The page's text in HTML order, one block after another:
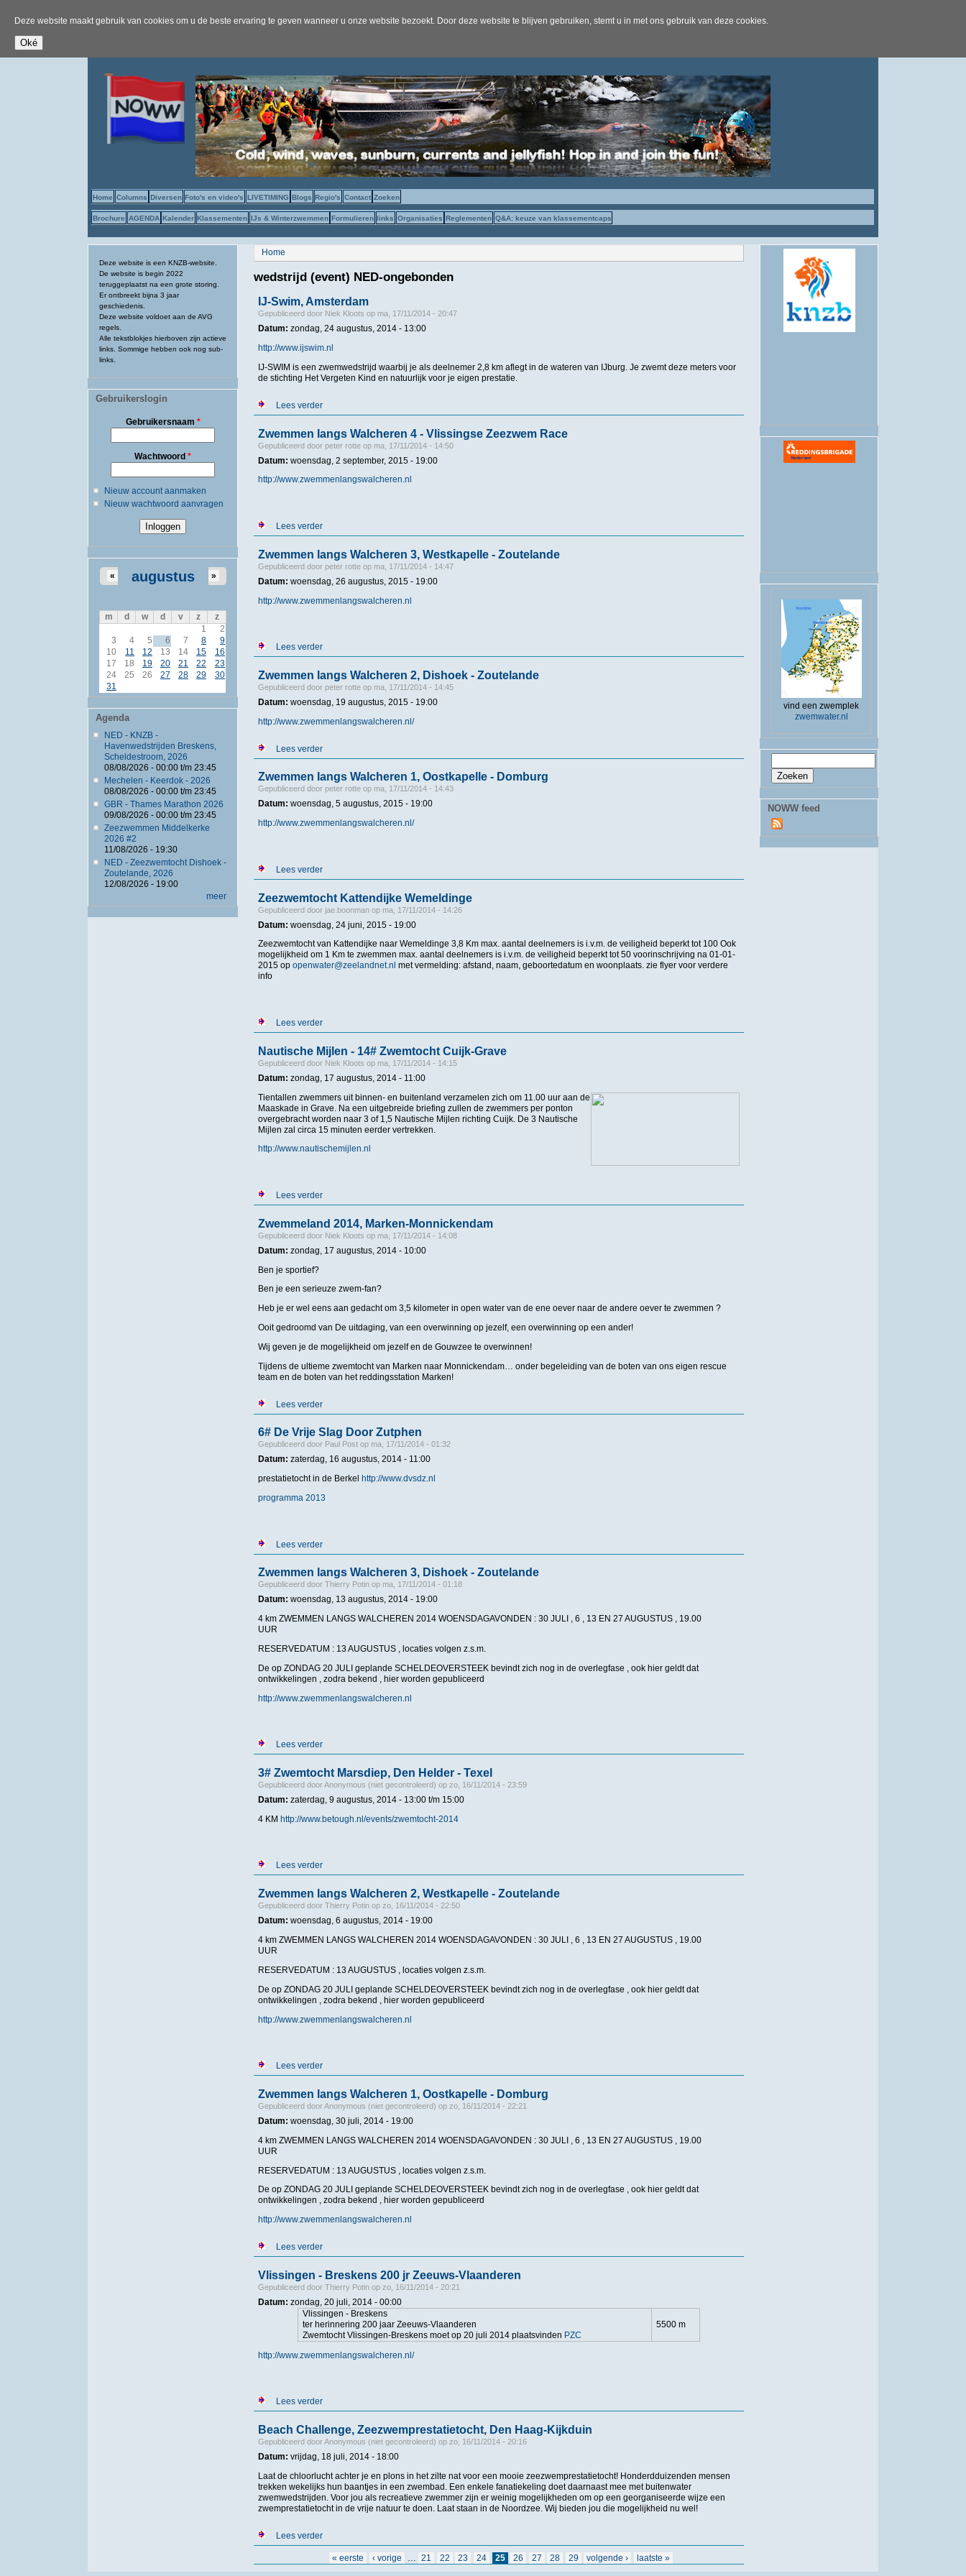
Deze website maakt gebruik van cookies om u de beste ervaring te geven wanneer u onze website bezoekt. Door deze website te blijven gebruiken, stemt u in met ons gebruik van deze cookies.
Home Columns Diversen Foto's en video's LIVETIMING Blogs Regio's Contact Zoeken
Brochure AGENDA Kalender Klassementen IJs & Winterzwemmen Formulieren links Organisaties Reglementen Q&A: keuze van klassementcaps
Deze website is een KNZB-website.
De website is begin 2022
teruggeplaatst na een grote storing.
Er ontbreekt bijna 3 jaar
geschiedenis.
Deze website voldoet aan de AVG
regels.
Alle tekstblokjes hierboven zijn actieve
links. Sommige hebben ook nog sub-
links.
Gebruikerslogin
Gebruikersnaam *
Wachtwoord *
Nieuw account aanmaken
Nieuw wachtwoord aanvragen
augustus
« »
m d w d v z
z
1
2
3
4 5 6 7 8
9
10
11 12 13 14 15
16
17
18 19 20 21 22
23
24
25 26 27 28 29
30
31
Agenda
NED - KNZB -
Havenwedstrijden Breskens,
Scheldestroom, 2026
08/08/2026 - 00:00t/m 23:45
Mechelen - Keerdok - 2026
08/08/2026 - 00:00t/m 23:45
GBR - Thames Marathon 2026
09/08/2026 - 00:00t/m 23:45
Zeezwemmen Middelkerke
2026 #2
11/08/2026 - 19:30
NED - Zeezwemtocht Dishoek -
Zoutelande, 2026
12/08/2026 - 19:00
meer
U bent hier
Home
wedstrijd (event) NED-ongebonden
IJ-Swim, Amsterdam
Gepubliceerd door Niek Kloots op ma, 17/11/2014 - 20:47
Datum: zondag, 24 augustus, 2014 - 13:00
http://www.ijswim.nl
IJ-SWIM is een zwemwedstrijd waarbij je als deelnemer 2,8 km aflegt in de wateren van IJburg. Je zwemt deze meters voor
de stichting Het Vergeten Kind en natuurlijk voor je eigen prestatie.
Lees verderover IJ-Swim, Amsterdam
Zwemmen langs Walcheren 4 - Vlissingse Zeezwem Race
Gepubliceerd door peter rotteop ma, 17/11/2014 - 14:50
Datum: woensdag, 2 september, 2015 - 19:00
http://www.zwemmenlangswalcheren.nl
Lees verderover Zwemmen langs Walcheren 4 - Vlissingse Zeezwem Race
Zwemmen langs Walcheren 3, Westkapelle - Zoutelande
Gepubliceerd door peter rotteop ma, 17/11/2014 - 14:47
Datum: woensdag, 26 augustus, 2015 - 19:00
http://www.zwemmenlangswalcheren.nl
Lees verderover Zwemmen langs Walcheren 3, Westkapelle - Zoutelande
Zwemmen langs Walcheren 2, Dishoek - Zoutelande
Gepubliceerd door peter rotteop ma, 17/11/2014 - 14:45
Datum: woensdag, 19 augustus, 2015 - 19:00
http://www.zwemmenlangswalcheren.nl/
Lees verderover Zwemmen langs Walcheren 2, Dishoek - Zoutelande
Zwemmen langs Walcheren 1, Oostkapelle - Domburg
Gepubliceerd door peter rotteop ma, 17/11/2014 - 14:43
Datum: woensdag, 5 augustus, 2015 - 19:00
http://www.zwemmenlangswalcheren.nl/
Lees verderover Zwemmen langs Walcheren 1, Oostkapelle - Domburg
Zeezwemtocht Kattendijke Wemeldinge
Gepubliceerd door jae.boonmanop ma, 17/11/2014 - 14:26
Datum: woensdag, 24 juni, 2015 - 19:00
Zeezwemtocht van Kattendijke naar Wemeldinge 3,8 Km max. aantal deelnemers is i.v.m. de veiligheid beperkt tot 100 Ook
mogelijkheid om 1 Km te zwemmen max. aantal deelnemers is i.v.m. de veiligheid beperkt tot 50 voorinschrijving na 01-01-
2015 op openwater@zeelandnet.nl met vermelding: afstand, naam, geboortedatum en woonplaats. zie flyer voor verdere
info
Lees verderover Zeezwemtocht Kattendijke Wemeldinge
Nautische Mijlen - 14# Zwemtocht Cuijk-Grave
Gepubliceerd door Niek Kloots op ma, 17/11/2014 - 14:15
Datum: zondag, 17 augustus, 2014 - 11:00
Tientallen zwemmers uit binnen- en buitenland verzamelen zich om 11.00 uur aan de
Maaskade in Grave. Na een uitgebreide briefing zullen de zwemmers per ponton
overgebracht worden naar 3 of 1,5 Nautische Mijlen richting Cuijk. De 3 Nautische
Mijlen zal circa 15 minuten eerder vertrekken.
http://www.nautischemijlen.nl
Lees verderover Nautische Mijlen - 14# Zwemtocht Cuijk-Grave
Zwemmeland 2014, Marken-Monnickendam
Gepubliceerd door Niek Kloots op ma, 17/11/2014 - 14:08
Datum: zondag, 17 augustus, 2014 - 10:00
Ben je sportief?
Ben je een serieuze zwem-fan?
Heb je er wel eens aan gedacht om 3,5 kilometer in open water van de ene oever naar de andere oever te zwemmen ?
Ooit gedroomd van De uitdaging, van een overwinning op jezelf, een overwinning op een ander!
Wij geven je de mogelijkheid om jezelf en de Gouwzee te overwinnen!
Tijdens de ultieme zwemtocht van Marken naar Monnickendam… onder begeleiding van de boten van ons eigen rescue
team en de boten van het reddingsstation Marken!
Lees verderover Zwemmeland 2014, Marken-Monnickendam
6# De Vrije Slag Door Zutphen
Gepubliceerd door Paul Postop ma, 17/11/2014 - 01:32
Datum: zaterdag, 16 augustus, 2014 - 11:00
prestatietocht in de Berkel
http://www.dvsdz.nl
programma 2013
Lees verderover 6# De Vrije Slag Door Zutphen
Zwemmen langs Walcheren 3, Dishoek - Zoutelande
Gepubliceerd door Thierry Potinop ma, 17/11/2014 - 01:18
Datum: woensdag, 13 augustus, 2014 - 19:00
4 km ZWEMMEN LANGS WALCHEREN 2014 WOENSDAGAVONDEN : 30 JULI , 6 , 13 EN 27 AUGUSTUS , 19.00
UUR
RESERVEDATUM : 13 AUGUSTUS , locaties volgen z.s.m.
De op ZONDAG 20 JULI geplande SCHELDEOVERSTEEK bevindt zich nog in de overlegfase , ook hier geldt dat
ontwikkelingen , zodra bekend , hier worden gepubliceerd
http://www.zwemmenlangswalcheren.nl
Lees verderover Zwemmen langs Walcheren 3, Dishoek - Zoutelande
3# Zwemtocht Marsdiep, Den Helder - Texel
Gepubliceerd doorAnonymous (niet gecontroleerd) op zo, 16/11/2014 - 23:59
Datum: zaterdag, 9 augustus, 2014 - 13:00t/m 15:00
4 KM http://www.betough.nl/events/zwemtocht-2014
Lees verderover 3# Zwemtocht Marsdiep, Den Helder - Texel
Zwemmen langs Walcheren 2, Westkapelle - Zoutelande
Gepubliceerd door Thierry Potinop zo, 16/11/2014 - 22:50
Datum: woensdag, 6 augustus, 2014 - 19:00
4 km ZWEMMEN LANGS WALCHEREN 2014 WOENSDAGAVONDEN : 30 JULI , 6 , 13 EN 27 AUGUSTUS , 19.00
UUR
RESERVEDATUM : 13 AUGUSTUS , locaties volgen z.s.m.
De op ZONDAG 20 JULI geplande SCHELDEOVERSTEEK bevindt zich nog in de overlegfase , ook hier geldt dat
ontwikkelingen , zodra bekend , hier worden gepubliceerd
http://www.zwemmenlangswalcheren.nl
Lees verderover Zwemmen langs Walcheren 2, Westkapelle - Zoutelande
Zwemmen langs Walcheren 1, Oostkapelle - Domburg
Gepubliceerd doorAnonymous (niet gecontroleerd) op zo, 16/11/2014 - 22:21
Datum: woensdag, 30 juli, 2014 - 19:00
4 km ZWEMMEN LANGS WALCHEREN 2014 WOENSDAGAVONDEN : 30 JULI , 6 , 13 EN 27 AUGUSTUS , 19.00
UUR
RESERVEDATUM : 13 AUGUSTUS , locaties volgen z.s.m.
De op ZONDAG 20 JULI geplande SCHELDEOVERSTEEK bevindt zich nog in de overlegfase , ook hier geldt dat
ontwikkelingen , zodra bekend , hier worden gepubliceerd
http://www.zwemmenlangswalcheren.nl
Lees verderover Zwemmen langs Walcheren 1, Oostkapelle - Domburg
Vlissingen - Breskens 200 jr Zeeuws-Vlaanderen
Gepubliceerd door Thierry Potinop zo, 16/11/2014 - 20:21
Datum: zondag, 20 juli, 2014 - 00:00
Vlissingen - Breskens
ter herinnering 200 jaar Zeeuws-Vlaanderen
Zwemtocht Vlissingen-Breskens moet op 20 juli 2014 plaatsvinden PZC
5500 m
http://www.zwemmenlangswalcheren.nl/
Lees verderover Vlissingen - Breskens 200 jr Zeeuws-Vlaanderen
Beach Challenge, Zeezwemprestatietocht, Den Haag-Kijkduin
Gepubliceerd doorAnonymous (niet gecontroleerd) op zo, 16/11/2014 - 20:16
Datum: vrijdag, 18 juli, 2014 - 18:00
Laat de chloorlucht achter je en plons in het zilte nat voor een mooie zeezwemprestatietocht! Honderdduizenden mensen
trekken wekelijks hun baantjes in een zwembad. Een enkele fanatiekeling doet daarnaast mee met buitenwater
zwemwedstrijden. Voor jou als recreatieve zwemmer zijn er weinig mogelijkheden om op een georganiseerde wijze een
zwemprestatietocht in de vrije natuur te doen. Laat staan in de Noordzee. Wij bieden jou die mogelijkheid nu wel!
Lees verderover Beach Challenge, Zeezwemprestatietocht, Den Haag-Kijkduin
« eerste ‹ vorige 21 22 23 24 25 26 27 28 29 volgende › laatste »
vind een zwemplek
zwemwater.nl
Zoekveld
NOWW feed